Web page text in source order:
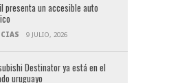
presenta un accesible auto
9 JULIO, 2026
Destinator ya está en el
uruguayo